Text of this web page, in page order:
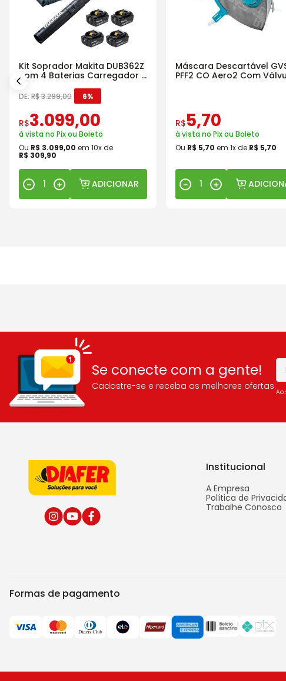
Kit Soprador Makita DUB362Z
com 4 Baterias Carregador e
Maleta
DE: R$3.299,00 6%
R$3.099,00
à vista no Pix ou Boleto
Ou R$ 3.099,00 em 10x de
R$ 309,90
＋
－ ADICIONAR
Máscara Descartável
PFF2 CO Aero2 Com
R$5,70
à vista no Pix ou Boleto
Ou R$ 5,70 em 1x de R$ 5,70
＋
－
Se conecte com a gente!
Cadastre-se e receba as melhores ofertas:
Ao
Institucional
A Empresa
Política de
Trabalhe Conosco
Formas de pagamento